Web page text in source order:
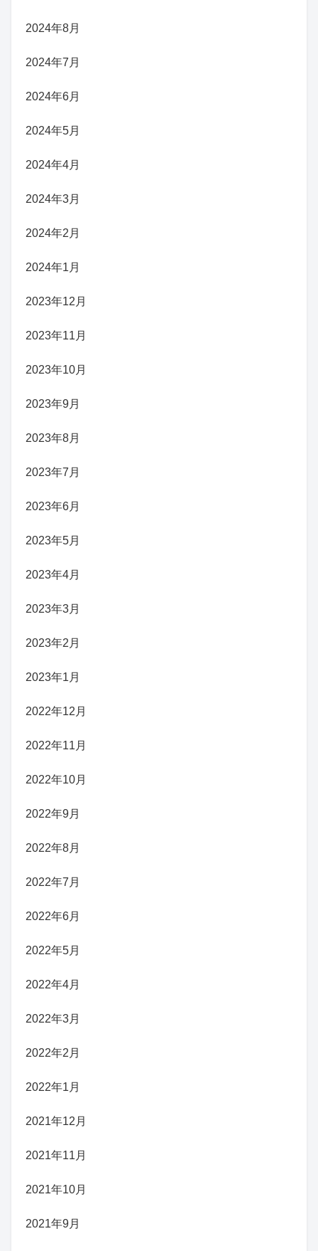
2024年8月
2024年7月
2024年6月
2024年5月
2024年4月
2024年3月
2024年2月
2024年1月
2023年12月
2023年11月
2023年10月
2023年9月
2023年8月
2023年7月
2023年6月
2023年5月
2023年4月
2023年3月
2023年2月
2023年1月
2022年12月
2022年11月
2022年10月
2022年9月
2022年8月
2022年7月
2022年6月
2022年5月
2022年4月
2022年3月
2022年2月
2022年1月
2021年12月
2021年11月
2021年10月
2021年9月